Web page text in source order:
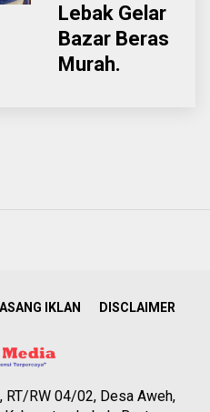
Lebak Gelar
Bazar Beras
Murah.
IKLAN DISCLAIMER
RT/RW 04/02, Desa Aweh,